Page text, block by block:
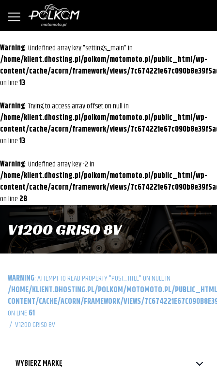
Warning : Undefined array key "settings_main" in
/home/klient.dhosting.pl/polkom/motomoto.pl/public_html/wp-
content/cache/acorn/framework/views/
on line13
Warning : Trying to access array offset on null in
/home/klient.dhosting.pl/polkom/motomoto.pl/public_html/wp-
content/cache/acorn/framework/views/
on line13
Warning : Undefined array key -2 in
/home/klient.dhosting.pl/polkom/motomoto.pl/public_html/wp-
content/cache/acorn/framework/views/
on line 28
V1200 GRISO 8V
WARNING : ATTEMPT TO READ PROPERTY "POST_TITLE" ON NULL IN
/HOME/KLIENT.DHOSTING.PL/POLKOM/MOTOMOTO.PL/
CONTENT/CACHE/ACORN/FRAMEWORK/VIEWS/
ON LINE61
/ V1200 GRISO 8V
WYBIERZ MARKĘ